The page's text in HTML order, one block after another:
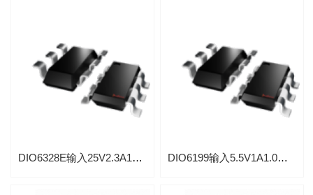
DIO6328E输入25V2.3A1MHz异步直流升压IC芯片 DIO6199输入5.5V1A1.0MHz同步直流升压IC芯片